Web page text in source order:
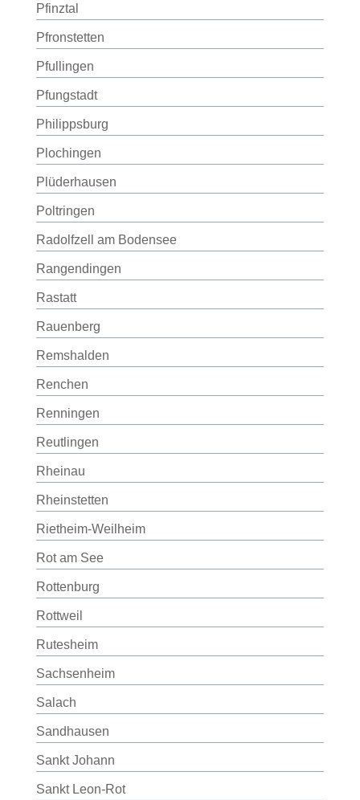
Pfinztal
Pfronstetten
Pfullingen
Pfungstadt
Philippsburg
Plochingen
Plüderhausen
Poltringen
Radolfzell am Bodensee
Rangendingen
Rastatt
Rauenberg
Remshalden
Renchen
Renningen
Reutlingen
Rheinau
Rheinstetten
Rietheim-Weilheim
Rot am See
Rottenburg
Rottweil
Rutesheim
Sachsenheim
Salach
Sandhausen
Sankt Johann
Sankt Leon-Rot